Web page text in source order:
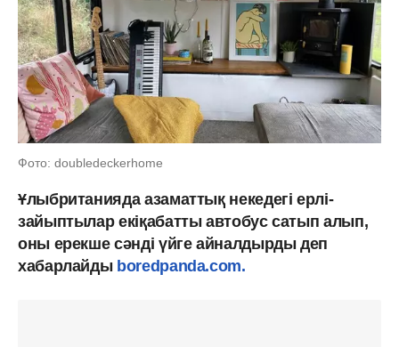
Фото: doubledeckerhome
Ұлыбританияда азаматтық некедегі ерлі-
зайыптылар екіқабатты автобус сатып алып,
оны ерекше сәнді үйге айналдырды деп
хабарлайды boredpanda.com.